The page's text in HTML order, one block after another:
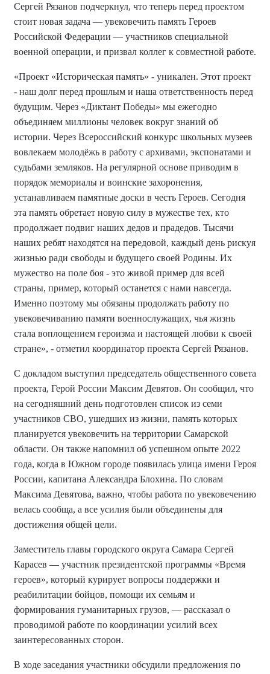
Сергей Рязанов подчеркнул, что теперь перед проектом
стоит новая задача — увековечить память Героев
Российской Федерации — участников специальной
военной операции, и призвал коллег к совместной работе.
«Проект «Историческая память» - уникален. Этот проект
- наш долг перед прошлым и наша ответственность перед
будущим. Через «Диктант Победы» мы ежегодно
объединяем миллионы человек вокруг знаний об
истории. Через Всероссийский конкурс школьных музеев
вовлекаем молодёжь в работу с архивами, экспонатами и
судьбами земляков. На регулярной основе приводим в
порядок мемориалы и воинские захоронения,
устанавливаем памятные доски в честь Героев. Сегодня
эта память обретает новую силу в мужестве тех, кто
продолжает подвиг наших дедов и прадедов. Тысячи
наших ребят находятся на передовой, каждый день рискуя
жизнью ради свободы и будущего своей Родины. Их
мужество на поле боя - это живой пример для всей
страны, пример, который останется с нами навсегда.
Именно поэтому мы обязаны продолжать работу по
увековечиванию памяти военнослужащих, чья жизнь
стала воплощением героизма и настоящей любви к своей
стране», - отметил координатор проекта Сергей Рязанов.
С докладом выступил председатель общественного совета
проекта, Герой России Максим Девятов. Он сообщил, что
на сегодняшний день подготовлен список из семи
участников СВО, ушедших из жизни, память которых
планируется увековечить на территории Самарской
области. Он также напомнил об успешном опыте 2022
года, когда в Южном городе появилась улица имени Героя
России, капитана Александра Блохина. По словам
Максима Девятова, важно, чтобы работа по увековечению
велась сообща, а все усилия были объединены для
достижения общей цели.
Заместитель главы городского округа Самара Сергей
Карасев — участник президентской программы «Время
героев», который курирует вопросы поддержки и
реабилитации бойцов, помощи их семьям и
формирования гуманитарных грузов, — рассказал о
проводимой работе по координации усилий всех
заинтересованных сторон.
В ходе заседания участники обсудили предложения по